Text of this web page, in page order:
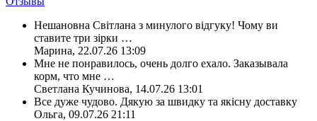
Нешановна Світлана з минулого відгуку! Чому ви
ставите три зірки …
Марина, 22.07.26 13:09
Мне не понравилось, очень долго ехало. Заказывала
корм, что мне …
Светлана Кучинова, 14.07.26 13:01
Все дуже чудово. Дякую за швидку та якісну доставку
Ольга, 09.07.26 21:11